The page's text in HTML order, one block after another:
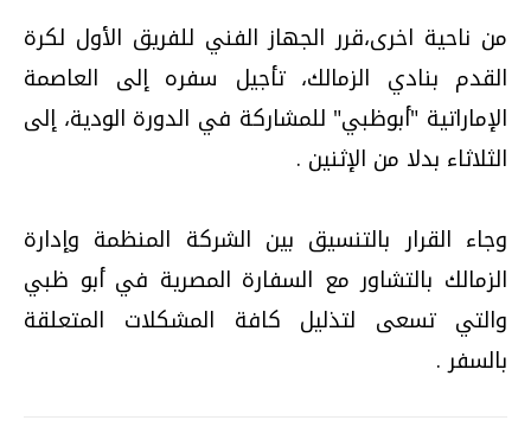
من ناحية اخرى،قرر الجهاز الفني للفريق الأول لكرة
القدم بنادي الزمالك، تأجيل سفره إلى العاصمة
الإماراتية "أبوظبي" للمشاركة في الدورة الودية، إلى
الثلاثاء بدلا من الإثنين .
وجاء القرار بالتنسيق بين الشركة المنظمة وإدارة
الزمالك بالتشاور مع السفارة المصرية في أبو ظبي
والتي تسعى لتذليل كافة المشكلات المتعلقة
بالسفر .